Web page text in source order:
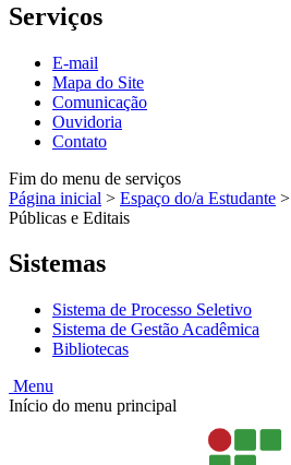
Serviços
E-mail
Mapa do Site
Comunicação
Ouvidoria
Contato
Fim do menu de serviços
Página inicial > Espaço do/a Estudante >
Públicas e Editais
Sistemas
Sistema de Processo Seletivo
Sistema de Gestão Acadêmica
Bibliotecas
Menu
Início do menu principal